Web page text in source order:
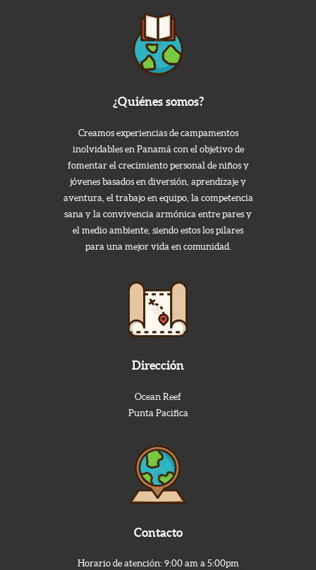
¿Quiénes somos?
Creamos experiencias de campamentos
inolvidables en Panamá con el objetivo de
fomentar el crecimiento personal de niños y
jóvenes basados en diversión, aprendizaje y
aventura, el trabajo en equipo, la competencia
sana y la convivencia armónica entre pares y
el medio ambiente, siendo estos los pilares
para una mejor vida en comunidad.
Dirección
Ocean Reef
Punta Pacifica
Contacto
Horario de atención: 9:00 am a 5:00pm